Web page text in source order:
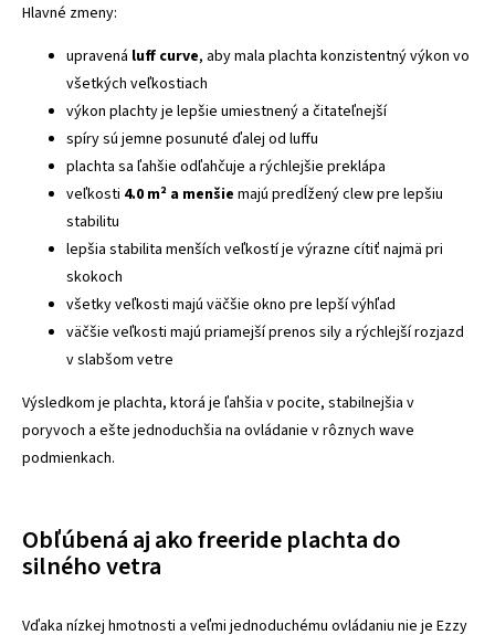
Hlavné zmeny:
upravená luff curve, aby mala plachta konzistentný výkon vo
všetkých veľkostiach
výkon plachty je lepšie umiestnený a čitateľnejší
spíry sú jemne posunuté ďalej od luffu
plachta sa ľahšie odľahčuje a rýchlejšie preklápa
veľkosti 4.0 m² a menšie majú predĺžený clew pre lepšiu
stabilitu
lepšia stabilita menších veľkostí je výrazne cítiť najmä pri
skokoch
všetky veľkosti majú väčšie okno pre lepší výhľad
väčšie veľkosti majú priamejší prenos sily a rýchlejší rozjazd
v slabšom vetre
Výsledkom je plachta, ktorá je ľahšia v pocite, stabilnejšia v
poryvoch a ešte jednoduchšia na ovládanie v rôznych wave
podmienkach.
Obľúbená aj ako freeride plachta do
silného vetra
Vďaka nízkej hmotnosti a veľmi jednoduchému ovládaniu nie je Ezzy